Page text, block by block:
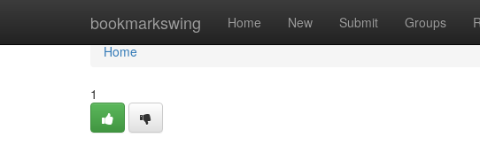
bookmarkswing Home New Submit Groups
Home
Home
1